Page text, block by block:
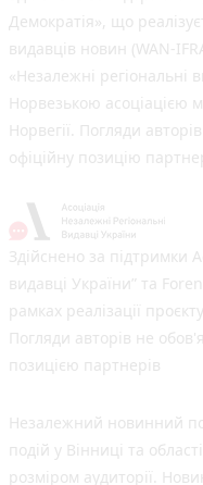
Демократія», що
видавців новин (WAN-
«Незалежні регіональні
Норвезькою асоціацією
Норвегії. Погляди
офіційну позицію
Здійснено за підтримки
видавці України” та
рамках реалізації
Погляди авторів не
позицією партнерів
Незалежний новинний
подій у Вінниці та
розміром аудиторії.